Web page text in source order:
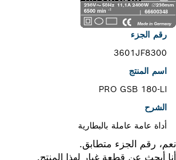
رقم الجزء
3601JF8300
اسم المنتج
PRO GSB 180-LI
الشرح
أداة عامة عاملة بالبطارية
رقم الجزء متطابق.
أبحث عن قطعة غيار لهذا المنتج.